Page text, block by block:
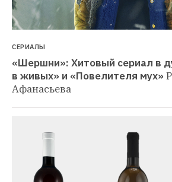
СЕРИАЛЫ
«Шершни»: Хитовый сериал в
в живых» и «Повелителя мух»
Афанасьева